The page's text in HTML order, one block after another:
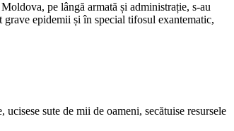
pe lângă armată și administrație, s-au
epidemii și în special tifosul exantematic,
sute de mii de oameni, secătuise resursele